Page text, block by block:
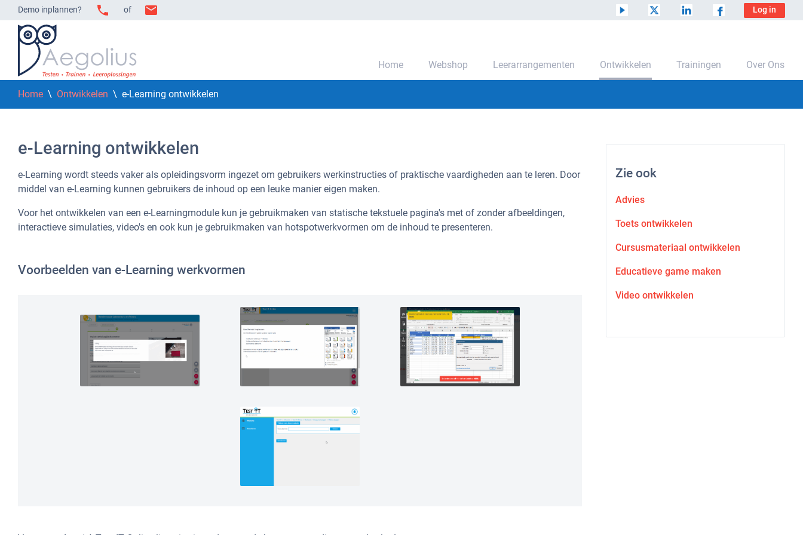
Demo inplannen? of Log in
Home Webshop Leerarrangementen Ontwikkelen Trainingen Over Ons
Home \ Ontwikkelen \ e-Learning ontwikkelen
e-Learning ontwikkelen
e-Learning wordt steeds vaker als opleidingsvorm ingezet om gebruikers werkinstructies of praktische vaardigheden aan te leren. Door
middel van e-Learning kunnen gebruikers de inhoud op een leuke manier eigen maken.
Voor het ontwikkelen van een e-Learningmodule kun je gebruikmaken van statische tekstuele pagina's met of zonder afbeeldingen,
interactieve simulaties, video's en ook kun je gebruikmaken van hotspotwerkvormen om de inhoud te presenteren.
Voorbeelden van e-Learning werkvormen
Zie ook
Advies
Toets ontwikkelen
Cursusmateriaal ontwikkelen
Educatieve game maken
Video ontwikkelen